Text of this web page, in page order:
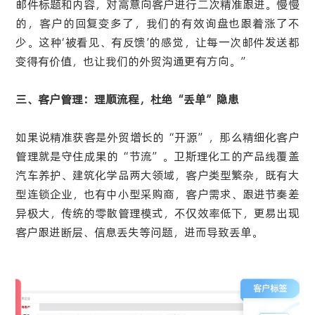
邮件标题和内容，对高意向客户进行二次精准跟进。慢慢
的，客户的回复变多了，我们的有效询盘也跟着涨了不
少。这种‘被看见、有反馈’的感觉，让每一次邮件发送都
变得有价值，也让我们的外贸沟通更有方向。”
三、客户管理：理顺流程，杜绝“丢单”隐患
如果说精准获客是外贸增长的“开源”，那么精细化客户
管理就是守住成果的“节流”。卫斯理化工的产品线覆盖
汽车养护、建筑化学品两大领域，客户类型繁杂，既有大
型连锁企业，也有中小型采购商，客户需求、跟进节奏差
异极大，传统的零散管理模式，不仅效率低下，更易出现
客户跟进断层、信息丢失等问题，进而导致丢单。